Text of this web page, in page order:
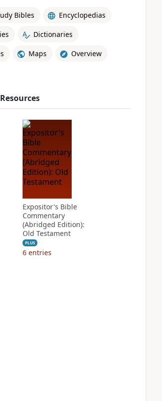
Bibles Encyclopedias
Dictionaries
Maps Overview
Expositor's Bible
Commentary
(Abridged Edition):
Old Testament
PLUS
6 entries